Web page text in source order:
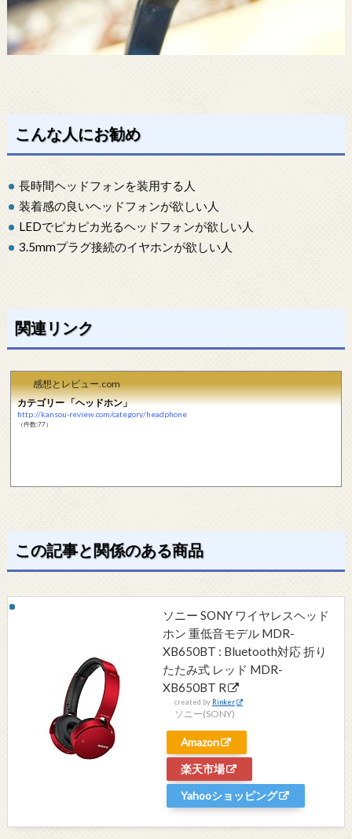
こんな人にお勧め
長時間ヘッドフォンを装用する人
装着感の良いヘッドフォンが欲しい人
LEDでピカピカ光るヘッドフォンが欲しい人
3.5mmプラグ接続のイヤホンが欲しい人
関連リンク
感想とレビュー.com
カテゴリー 「ヘッドホン」
http://kansou-review.com/category/headphone
（件数:77）
この記事と関係のある商品
ソニー SONY ワイヤレスヘッド
ホン 重低音モデル MDR-
XB650BT : Bluetooth対応 折り
たたみ式 レッド MDR-
XB650BT R
created by Rinker
ソニー(SONY)
Amazon
楽天市場
Yahooショッピング